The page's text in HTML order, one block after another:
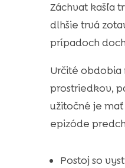
Záchvat kašľa
dlhšie trvá
prípadoch
Určité obdobia
prostriedkov,
užitočné je
epizóde
Postoj so